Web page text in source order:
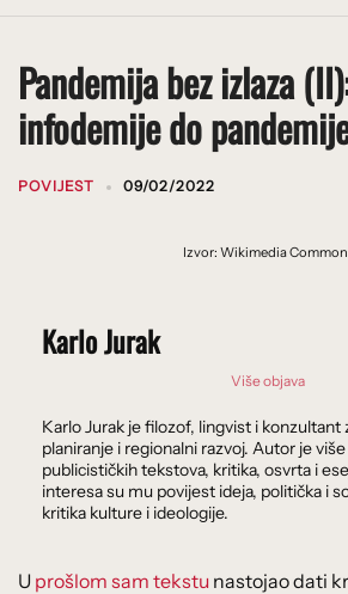
Pandemija bez izlaza
infodemije do
POVIJEST 09/02/2022
Izvor: Wikimedia
Karlo Jurak
Više objava
Karlo Jurak je filozof, lingvist i konzultant
planiranje i regionalni razvoj. Autor je
publicističkih tekstova, kritika, osvrta i
interesa su mu povijest ideja, politička i
kritika kulture i ideologije.
U prošlom sam tekstu nastojao dati